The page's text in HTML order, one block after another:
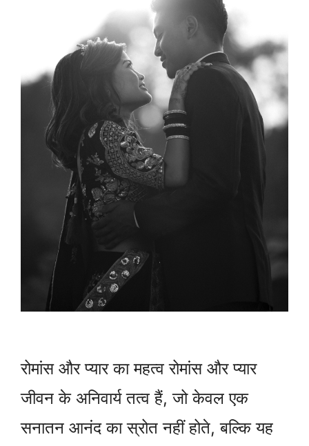
रोमांस और प्यार का महत्व रोमांस और प्यार
जीवन के अनिवार्य तत्व हैं, जो केवल एक
सनातन आनंद का स्रोत नहीं होते, बल्कि यह